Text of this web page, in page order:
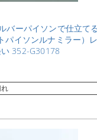
バーパイソンで仕立て
イソンルナミラー）
352-G30178